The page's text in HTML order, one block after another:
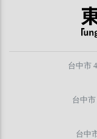
台中市
台中
台中